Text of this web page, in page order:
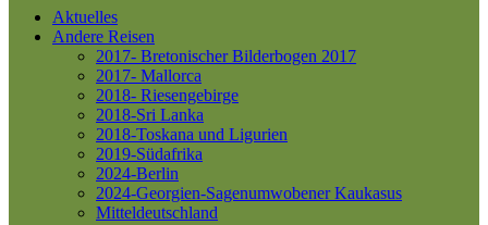
Aktuelles
Andere Reisen
2017- Bretonischer Bilderbogen 2017
2017- Mallorca
2018- Riesengebirge
2018-Sri Lanka
2018-Toskana und Ligurien
2019-Südafrika
2024-Berlin
2024-Georgien-Sagenumwobener Kaukasus
Mitteldeutschland